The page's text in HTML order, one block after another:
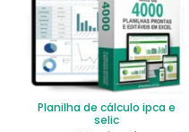
Planilha de cálculo ipca e
selic